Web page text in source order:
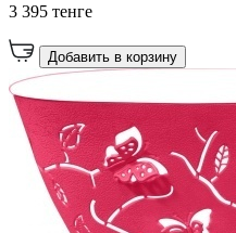
3 395 тенге
Добавить в корзину